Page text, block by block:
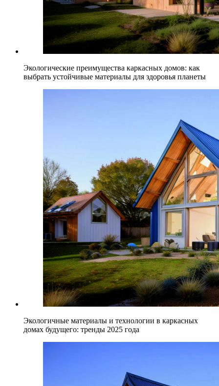
Экологические преимущества каркасных домов: как
выбрать устойчивые материалы для здоровья планеты
Экологичные материалы и технологии в каркасных
домах будущего: тренды 2025 года